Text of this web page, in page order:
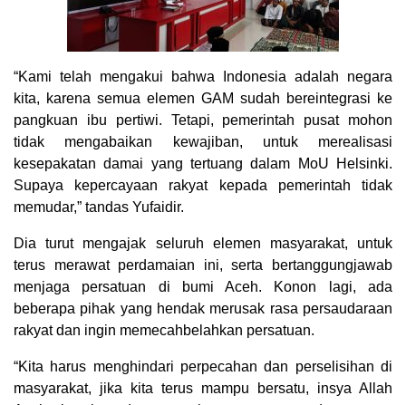
“Kami telah mengakui bahwa Indonesia adalah negara
kita, karena semua elemen GAM sudah bereintegrasi ke
pangkuan ibu pertiwi. Tetapi, pemerintah pusat mohon
tidak mengabaikan kewajiban, untuk merealisasi
kesepakatan damai yang tertuang dalam MoU Helsinki.
Supaya kepercayaan rakyat kepada pemerintah tidak
memudar,” tandas Yufaidir.
Dia turut mengajak seluruh elemen masyarakat, untuk
terus merawat perdamaian ini, serta bertanggungjawab
menjaga persatuan di bumi Aceh. Konon lagi, ada
beberapa pihak yang hendak merusak rasa persaudaraan
rakyat dan ingin memecahbelahkan persatuan.
“Kita harus menghindari perpecahan dan perselisihan di
masyarakat, jika kita terus mampu bersatu, insya Allah